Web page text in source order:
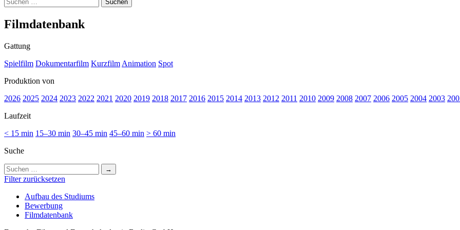
nach:
Film­da­ten­bank
Gattung
Spielfilm Dokumentarfilm Kurzfilm Animation Spot
Produktion von
2026 2025 2024 2023 2022 2021 2020 2019 2018 2017 2016 2015 2014 2013 2012 2011 2010 2009 2008 2007 2006 2005 2004 2003
Laufzeit
< 15 min 15–30 min 30–45 min 45–60 min > 60 min
Suche
Suchen
nach:
Filter zurücksetzen
Auf­bau des Stu­di­ums
Bewer­bung
Film­da­ten­bank